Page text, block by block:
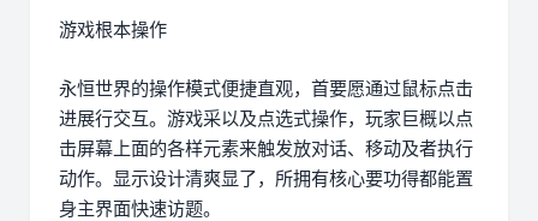
游戏根本操作
永恒世界的操作模式便捷直观，首要愿通过鼠标点击
进展行交互。游戏采以及点选式操作，玩家巨概以点
击屏幕上面的各样元素来触发放对话、移动及者执行
动作。显示设计清爽显了，所拥有核心要功得都能置
身主界面快速访题。